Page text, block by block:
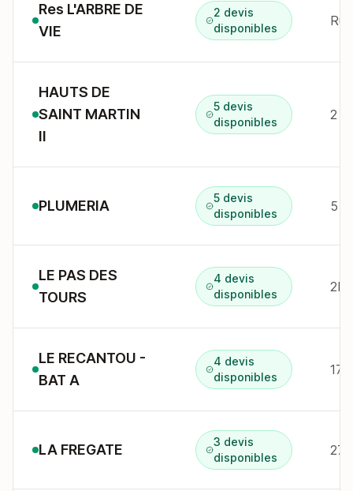
Res L'ARBRE DE
VIE
2 devis
disponibles
HAUTS DE
SAINT MARTIN
II
5 devis
disponibles
2 r
PLUMERIA
5 devis
disponibles
5
LE PAS DES
TOURS
4 devis
disponibles
2B
LE RECANTOU -
BAT A
4 devis
disponibles
LA FREGATE
3 devis
disponibles
27